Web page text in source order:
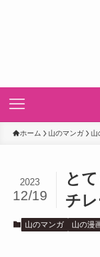
ホーム 山のマンガ 山
と
チ
2023
12/19
山のマンガ 山の漫